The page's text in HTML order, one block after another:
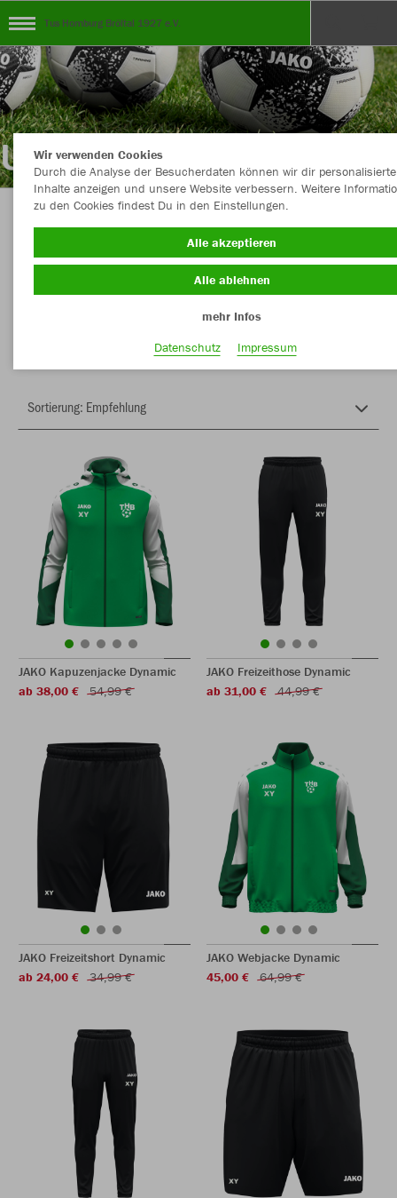
Tus Homburg Bröltal 1927 e.V.
TEAMSHOP - TuS HOMBURG BRÖLTAL 1927
e.V.
Farbe
JAKO Kapuzenjacke Dynamic
ab 38,00 €
54,99 €
JAKO Freizeithose Dynamic
ab 31,00 €
44,99 €
JAKO Freizeitshort Dynamic
ab 24,00 €
34,99 €
JAKO Webjacke Dynamic
45,00 €
64,99 €
Wir verwenden Cookies
Durch die Analyse der Besucherdaten können wir dir personalisierte
Inhalte anzeigen und unsere Website verbessern. Weitere
zu den Cookies findest Du in den Einstellungen.
Alle akzeptieren
Alle ablehnen
mehr Infos
Datenschutz
Impressum